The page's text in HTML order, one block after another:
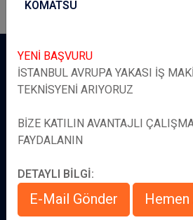
YENİ BAŞVURU
İSTANBUL AVRUPA YAKASI İŞ
TEKNİSYENİ ARIYORUZ
BİZE KATILIN AVANTAJLI
FAYDALANIN
DETAYLI BİLGİ:
E-Mail Gönder
Adres: Sultangazi/İSTANBUL
Tel: 0212 594 13 75
Servis: 0542 211 87 87
Parça: 0532 354 89 89